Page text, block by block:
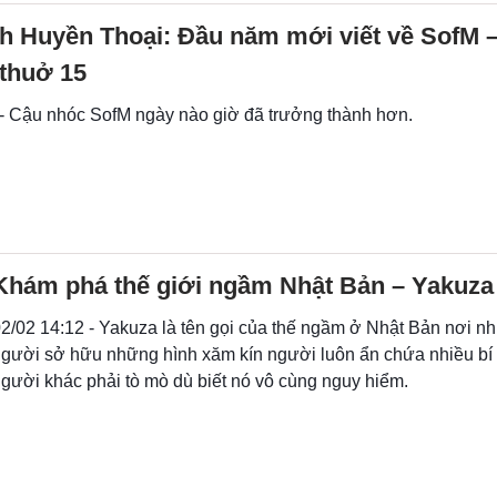
Huyền Thoại: Đầu năm mới viết về SofM
15
Cậu nhóc SofM ngày nào giờ đã trưởng thành hơn.
phá thế giới ngầm Nhật Bản – Yakuza
02 14:12 - Yakuza là tên gọi của thế ngầm ở Nhật Bản nơi
sở hữu những hình xăm kín người luôn ẩn chứa nhiều bí
khác phải tò mò dù biết nó vô cùng nguy hiểm.